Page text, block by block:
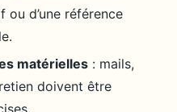
ou d’une référence
matérielles : mails,
doivent être